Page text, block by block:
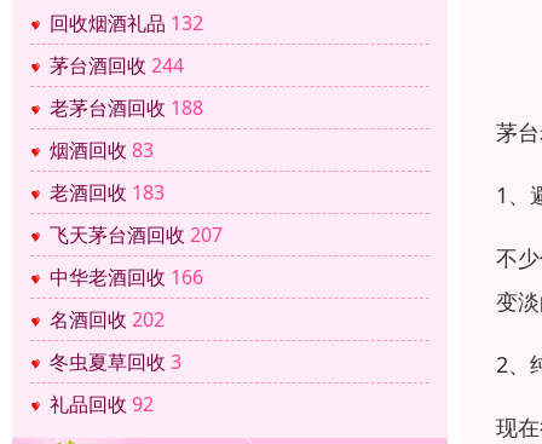
回收烟酒礼品 132
茅台酒回收 244
老茅台酒回收 188
烟酒回收 83
老酒回收 183
飞天茅台酒回收 207
中华老酒回收 166
名酒回收 202
冬虫夏草回收 3
礼品回收 92
茅
1、
不
变
2、
现